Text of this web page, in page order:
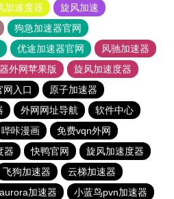
加速度器
旋风加速
狗急加速器官网
优途加速器官网
风驰加速器
外网苹果版
旋风加速度器
网入口
原子加速器
外网网址导航
软件中心
哔咔漫画
免费vqn外网
器 快鸭官网
旋风加速度器
飞狗加速器
云梯加速器
加速器
小蓝鸟pvn加速器